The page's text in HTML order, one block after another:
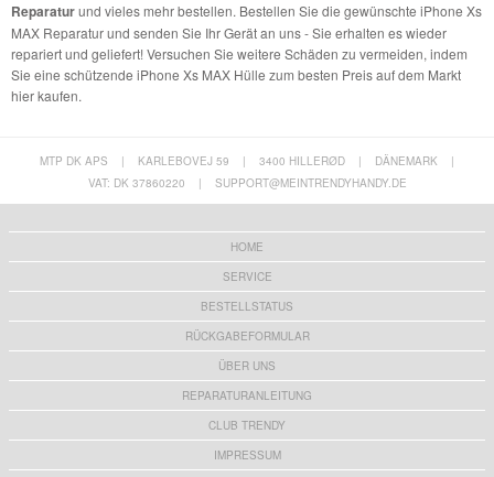
Reparaturund vieles mehr bestellen. Bestellen Sie die gewünschte iPhone Xs
MAX Reparatur und senden Sie Ihr Gerät an uns - Sie erhalten es wieder
repariert und geliefert! Versuchen Sie weitere Schäden zu vermeiden, indem
Sie eine schützende iPhone Xs MAX Hülle zum besten Preis auf dem Markt
hier kaufen.
MTP DK APS | KARLEBOVEJ 59 | 3400 HILLERØD | DÄNEMARK
|
VAT: DK 37860220
| SUPPORT@MEINTRENDYHANDY.DE
HOME
SERVICE
BESTELLSTATUS
RÜCKGABEFORMULAR
ÜBER UNS
REPARATURANLEITUNG
CLUB TRENDY
IMPRESSUM